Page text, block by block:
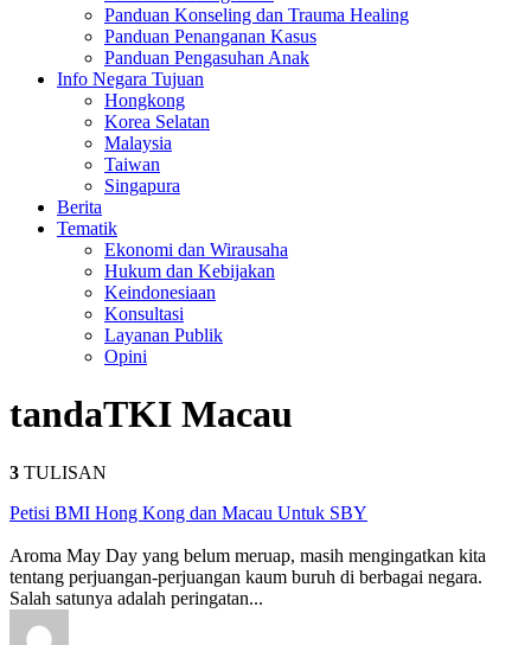
Panduan Konseling dan Trauma Healing
Panduan Penanganan Kasus
Panduan Pengasuhan Anak
Info Negara Tujuan
Hongkong
Korea Selatan
Malaysia
Taiwan
Singapura
Berita
Tematik
Ekonomi dan Wirausaha
Hukum dan Kebijakan
Keindonesiaan
Konsultasi
Layanan Publik
Opini
tandaTKI Macau
3 TULISAN
Petisi BMI Hong Kong dan Macau Untuk SBY
Aroma May Day yang belum meruap, masih mengingatkan kita
tentang perjuangan-perjuangan kaum buruh di berbagai negara.
Salah satunya adalah peringatan...